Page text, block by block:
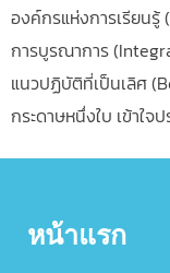
องค์กรแห่งการเรียนรู้
การบูรณาการ
แนวปฏิบัติที่เป็นเลิศ
กระดาษหนึ่งใบ เข้าใ
หน้าแรก